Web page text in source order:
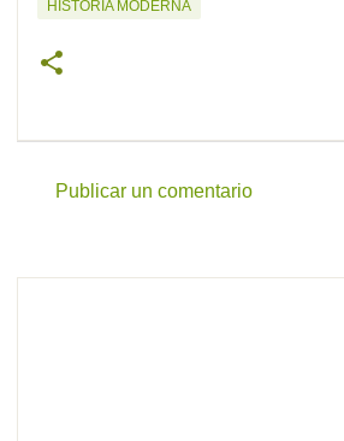
HISTORIA MODERNA
Publicar un comentario